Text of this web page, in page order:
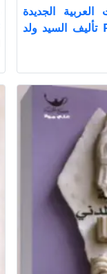
الجديدة
المسار والمصير PDF تأليف السيد ولد